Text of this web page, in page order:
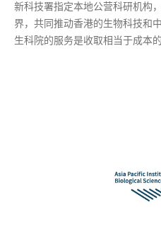
新科技署指定本地公营科研机构
界，共同推动香港的生物科技和
生科院的服务是收取相当于成本的